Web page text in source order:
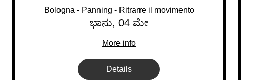
Bologna - Panning - Ritrarre il movimento
ಭಾನು, 04 ಮೇ
More info
Details